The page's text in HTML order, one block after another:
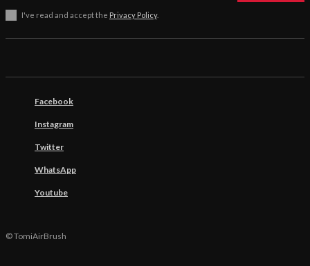
I've read and accept the Privacy Policy.
Facebook
Instagram
Twitter
WhatsApp
Youtube
© TomiAirBrush